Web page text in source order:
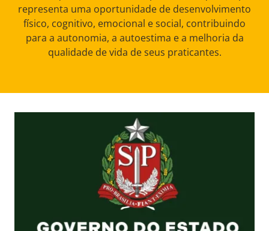
representa uma oportunidade de desenvolvimento
físico, cognitivo, emocional e social, contribuindo
para a autonomia, a autoestima e a melhoria da
qualidade de vida de seus praticantes.